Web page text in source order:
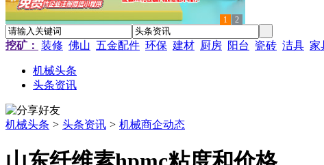
1 2
挖矿： 装修 佛山 五金配件 环保 建材 厨房 阳台 瓷砖 洁具 家
机械头条
头条资讯
机械头条 > 头条资讯 > 机械商企动态